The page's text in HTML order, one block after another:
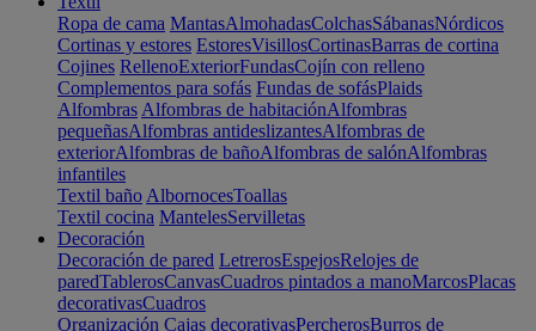
Ropa de cama MantasAlmohadasColchasSábanasNórdicos
Cortinas y estores EstoresVisillosCortinasBarras de cortina
Cojines RellenoExteriorFundasCojín con relleno
Complementos para sofás Fundas de sofásPlaids
Alfombras Alfombras de habitaciónAlfombras
pequeñasAlfombras antideslizantesAlfombras de
exteriorAlfombras de bañoAlfombras de salónAlfombras
infantiles
Textil baño AlbornocesToallas
Textil cocina MantelesServilletas
Decoración
Decoración de pared LetrerosEspejosRelojes de
paredTablerosCanvasCuadros pintados a manoMarcosPlacas
decorativasCuadros
Organización Cajas decorativasPercherosBurros de